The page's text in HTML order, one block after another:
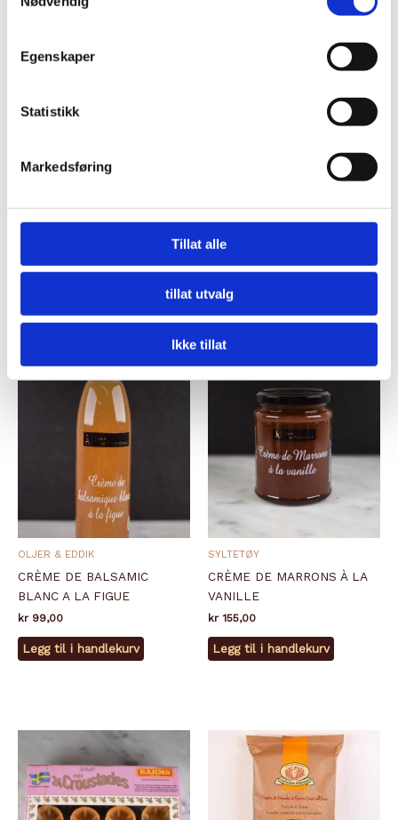
Egenskaper
Statistikk
Markedsføring
Tillat alle
tillat utvalg
Ikke tillat
CONFITURE ORANGE
AUDIGNAC
CORNICHON EXTRA FINS
OLJER & EDDIK
CRÈME DE BALSAMIC
BLANC A LA FIGUE
kr 99,00
Legg til i handlekurv
SYLTETØY
CRÈME DE MARRONS À LA
VANILLE
kr 155,00
Legg til i handlekurv